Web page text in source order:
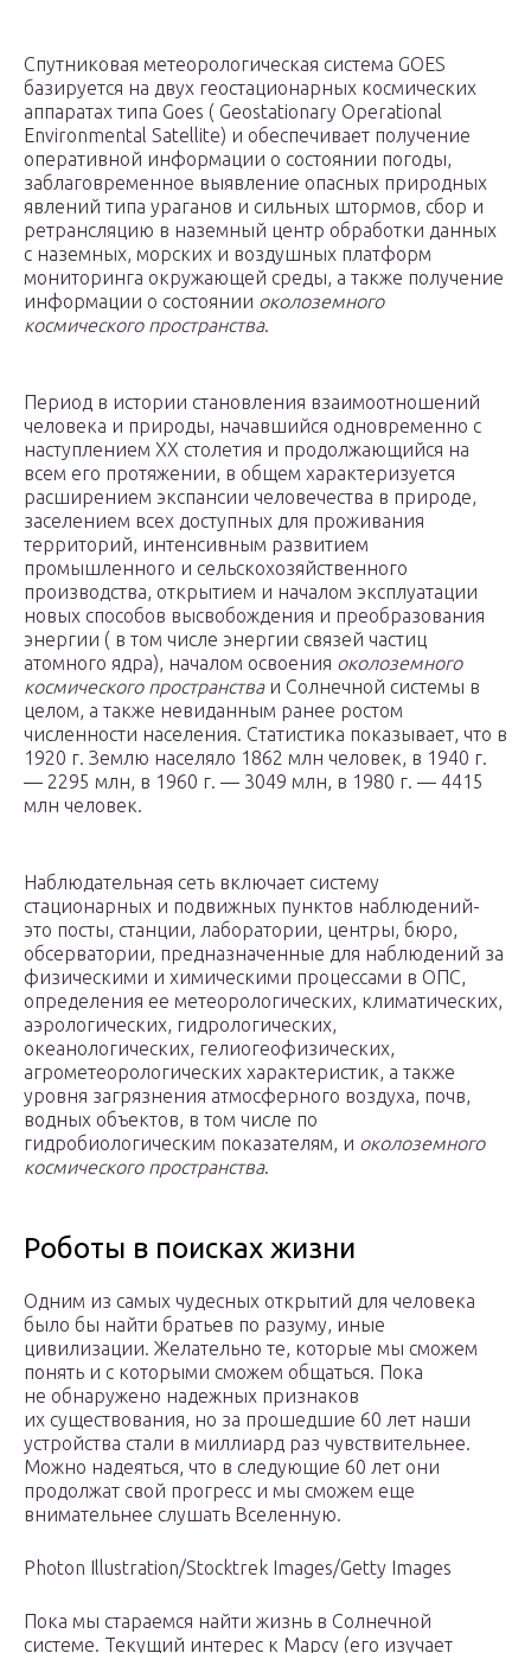
Спутниковая метеорологическая система GOES
базируется на двух геостационарных космических
аппаратах типа Goes ( Geostationary Operational
Environmental Satellite) и обеспечивает получение
оперативной информации о состоянии погоды,
заблаговременное выявление опасных природных
явлений типа ураганов и сильных штормов, сбор и
ретрансляцию в наземный центр обработки данных
с наземных, морских и воздушных платформ
мониторинга окружающей среды, а также получение
информации о состоянии околоземного
космического пространства.
Период в истории становления взаимоотношений
человека и природы, начавшийся одновременно с
наступлением XX столетия и продолжающийся на
всем его протяжении, в общем характеризуется
расширением экспансии человечества в природе,
заселением всех доступных для проживания
территорий, интенсивным развитием
промышленного и сельскохозяйственного
производства, открытием и началом эксплуатации
новых способов высвобождения и преобразования
энергии ( в том числе энергии связей частиц
атомного ядра), началом освоения околоземного
космического пространстваи Солнечной системы в
целом, а также невиданным ранее ростом
численности населения. Статистика показывает, что в
1920 г. Землю населяло 1862 млн человек, в 1940 г.
— 2295 млн, в 1960 г. — 3049 млн, в 1980 г. — 4415
млн человек.
Наблюдательная сеть включает систему
стационарных и подвижных пунктов наблюдений-
это посты, станции, лаборатории, центры, бюро,
обсерватории, предназначенные для наблюдений за
физическими и химическими процессами в ОПС,
определения ее метеорологических, климатических,
аэрологических, гидрологических,
океанологических, гелиогеофизических,
агрометеорологических характеристик, а также
уровня загрязнения атмосферного воздуха, почв,
водных объектов, в том числе по
гидробиологическим показателям, и околоземного
космического пространства.
Роботы в поисках жизни
Одним из самых чудесных открытий для человека
было бы найти братьев по разуму, иные
цивилизации. Желательно те, которые мы сможем
понять и с которыми сможем общаться. Пока
не обнаружено надежных признаков
их существования, но за прошедшие 60 лет наши
устройства стали в миллиард раз чувствительнее.
Можно надеяться, что в следующие 60 лет они
продолжат свой прогресс и мы сможем еще
внимательнее слушать Вселенную.
Photon Illustration/Stocktrek Images/Getty Images
Пока мы стараемся найти жизнь в Солнечной
системе. Текущий интерес к Марсу (его изучает